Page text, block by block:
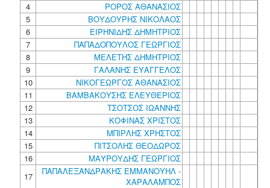
4
ΡΟΡΟΣ ΑΘΑΝΑΣΙΟΣ
5
ΒΟΥΔΟΥΡΗΣ ΝΙΚΟΛΑΟΣ
6
ΕΙΡΗΝΙΔΗΣ ΔΗΜΗΤΡΙΟΣ
7
ΠΑΠΑΔΟΠΟΥΛΟΣ ΓΕΩΡΓΙΟΣ
8
ΜΕΛΕΤΗΣ ΔΗΜΗΤΡΙΟΣ
9
ΓΑΛΑΝΗΣ ΕΥΑΓΓΕΛΟΣ
10
ΝΙΚΟΓΕΩΡΓΟΣ ΑΘΑΝΑΣΙΟΣ
11
ΒΑΜΒΑΚΟΥΣΗΣ ΕΛΕΥΘΕΡΙΟΣ
12
ΤΣΟΤΣΟΣ ΙΩΑΝΝΗΣ
13
ΚΟΦΙΝΑΣ ΧΡΙΣΤΟΣ
14
ΜΠΙΡΛΗΣ ΧΡΗΣΤΟΣ
15
ΠΙΤΣΟΛΗΣ ΘΕΟΔΩΡΟΣ
16
ΜΑΥΡΟΥΔΗΣ ΓΕΩΡΓΙΟΣ
17
ΠΑΠΑΛΕΞΑΝΔΡΑΚΗΣ ΕΜΜΑΝΟΥΗΛ -
ΧΑΡΑΛΑΜΠΟΣ